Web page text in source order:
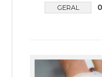
GERAL